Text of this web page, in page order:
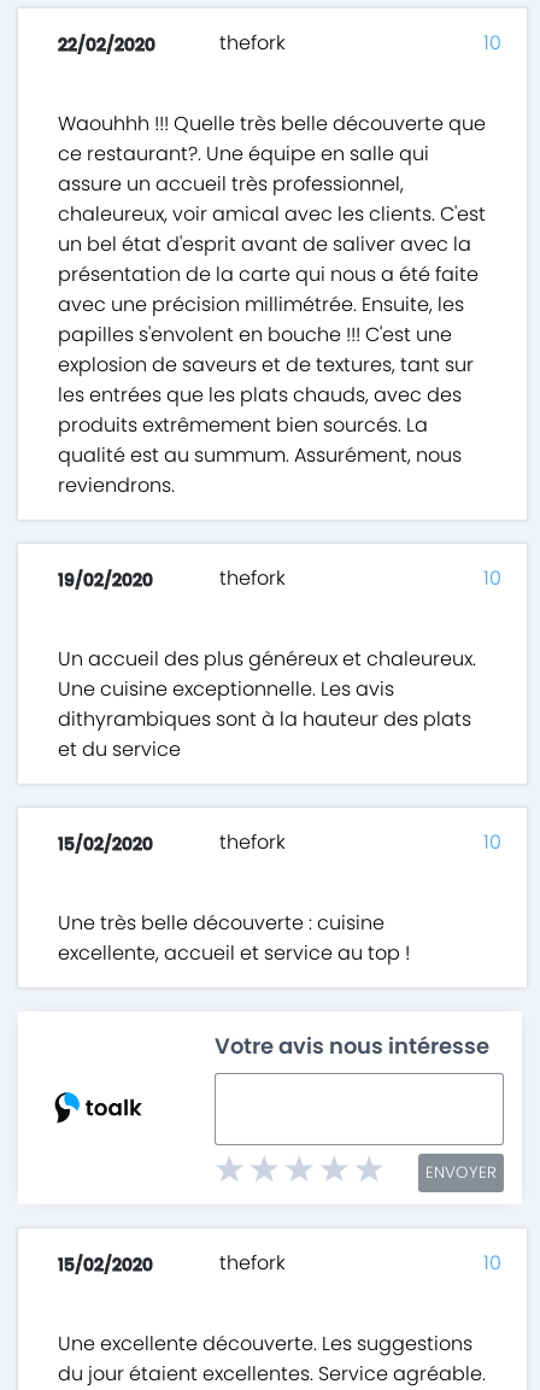
22/02/2020 thefork
Waouhhh !!! Quelle très belle découverte que
ce restaurant?. Une équipe en salle qui
assure un accueil très professionnel,
chaleureux, voir amical avec les clients. C'est
un bel état d'esprit avant de saliver avec la
présentation de la carte qui nous a été faite
avec une précision millimétrée. Ensuite, les
papilles s'envolent en bouche !!! C'est une
explosion de saveurs et de textures, tant sur
les entrées que les plats chauds, avec des
produits extrêmement bien sourcés. La
qualité est au summum. Assurément, nous
reviendrons.
10
19/02/2020 thefork
Un accueil des plus généreux et chaleureux.
Une cuisine exceptionnelle. Les avis
dithyrambiques sont à la hauteur des plats
et du service
10
15/02/2020 thefork
Une très belle découverte : cuisine
excellente, accueil et service au top !
10
Votre avis nous intéresse
ENVOYER
15/02/2020 thefork
Une excellente découverte. Les suggestions
du jour étaient excellentes. Service agréable.
10